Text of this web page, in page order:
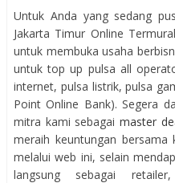
Untuk Anda yang sedang
Jakarta Timur Online
untuk membuka usaha
untuk top up pulsa all
internet, pulsa listrik, pulsa
Point Online Bank). Segera
mitra kami sebagai master
meraih keuntungan
melalui web ini, selain
langsung sebagai